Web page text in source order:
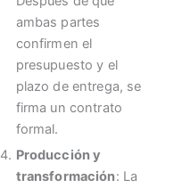
ambas partes
confirmen el
presupuesto y el
plazo de entrega, se
firma un contrato
formal.
Producción y
transformación: La